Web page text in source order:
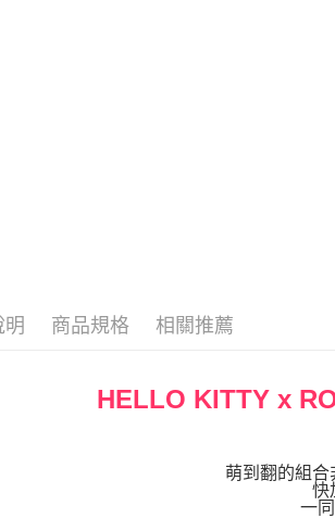
明 商品規格 相關推薦
HELLO KITTY x
萌到翻的組合
快
一